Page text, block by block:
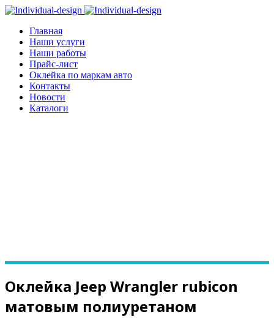
Главная
Наши услуги
Наши работы
Прайс-лист
Оклейка по маркам авто
Контакты
Новости
Каталоги
Оклейка Jeep Wrangler rubicon
матовым полиуретаном